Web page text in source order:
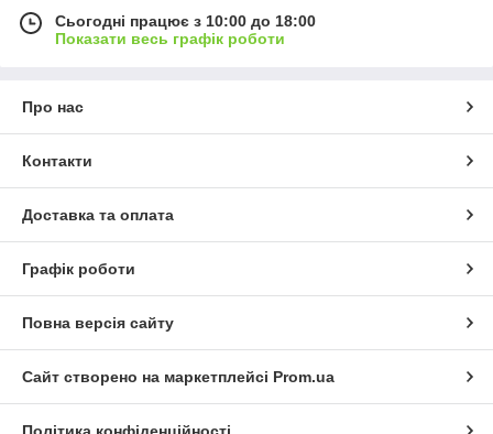
Сьогодні працює з 10:00 до 18:00
Показати весь графік роботи
Про нас
Контакти
Доставка та оплата
Графік роботи
Повна версія сайту
Сайт створено на маркетплейсі Prom.ua